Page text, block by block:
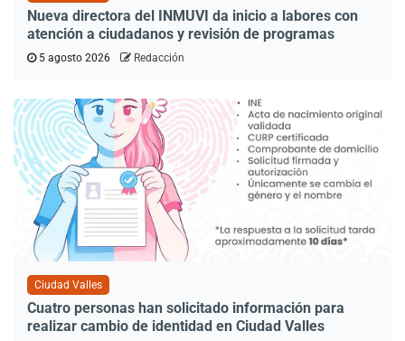
Nueva directora del INMUVI da inicio a labores con
atención a ciudadanos y revisión de programas
5 agosto 2026 Redacción
Ciudad Valles
Cuatro personas han solicitado información para
realizar cambio de identidad en Ciudad Valles